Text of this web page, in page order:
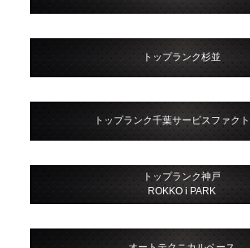
トップランク杉並
トップランク千葉サービスファク
トップランク神戸
ROKKO i PARK